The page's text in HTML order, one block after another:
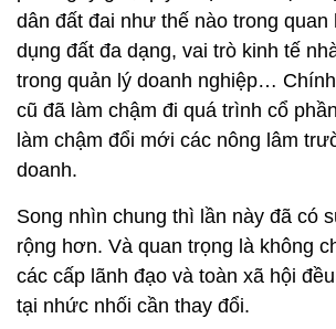
dân đất đai như thế nào trong
dụng đất đa dạng, vai trò kinh tế
trong quản lý doanh nghiệp…
cũ đã làm chậm đi quá trình cổ
làm chậm đổi mới các nông lâm
doanh.
Song nhìn chung thì lần này đã có
rộng hơn. Và quan trọng là không
các cấp lãnh đạo và toàn xã hội
tại nhức nhối cần thay đổi.